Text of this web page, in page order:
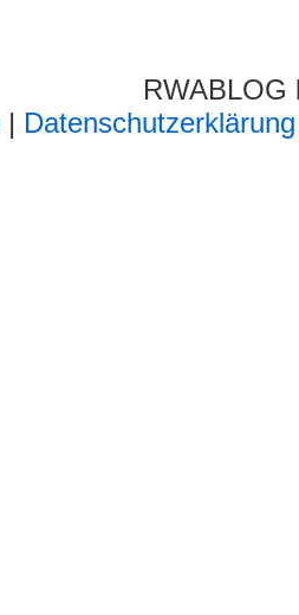
| Datenschutzerklärung